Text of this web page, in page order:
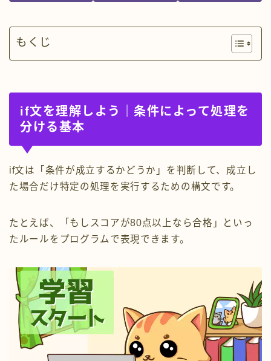
もくじ
if文を理解しよう｜条件によって処理を
分ける基本
if文は「条件が成立するかどうか」を判断して、成立し
た場合だけ特定の処理を実行するための構文です。
たとえば、「もしスコアが80点以上なら合格」といっ
たルールをプログラムで表現できます。